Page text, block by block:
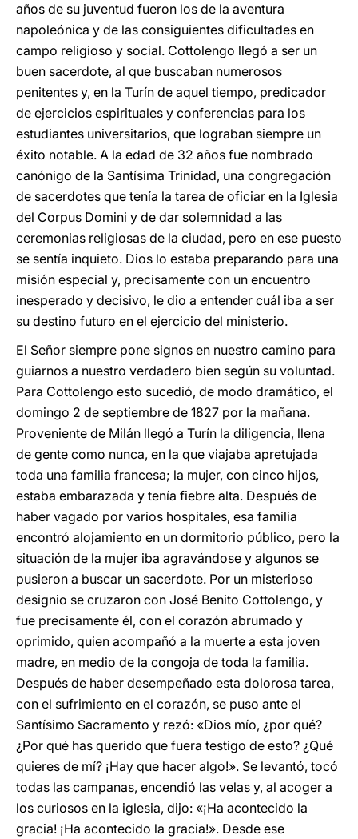
años de su juventud fueron los de la aventura
napoleónica y de las consiguientes dificultades en
campo religioso y social. Cottolengo llegó a ser un
buen sacerdote, al que buscaban numerosos
penitentes y, en la Turín de aquel tiempo, predicador
de ejercicios espirituales y conferencias para los
estudiantes universitarios, que lograban siempre un
éxito notable. A la edad de 32 años fue nombrado
canónigo de la Santísima Trinidad, una congregación
de sacerdotes que tenía la tarea de oficiar en la Iglesia
del Corpus Domini y de dar solemnidad a las
ceremonias religiosas de la ciudad, pero en ese puesto
se sentía inquieto. Dios lo estaba preparando para una
misión especial y, precisamente con un encuentro
inesperado y decisivo, le dio a entender cuál iba a ser
su destino futuro en el ejercicio del ministerio.
El Señor siempre pone signos en nuestro camino para
guiarnos a nuestro verdadero bien según su voluntad.
Para Cottolengo esto sucedió, de modo dramático, el
domingo 2 de septiembre de 1827 por la mañana.
Proveniente de Milán llegó a Turín la diligencia, llena
de gente como nunca, en la que viajaba apretujada
toda una familia francesa; la mujer, con cinco hijos,
estaba embarazada y tenía fiebre alta. Después de
haber vagado por varios hospitales, esa familia
encontró alojamiento en un dormitorio público, pero la
situación de la mujer iba agravándose y algunos se
pusieron a buscar un sacerdote. Por un misterioso
designio se cruzaron con José Benito Cottolengo, y
fue precisamente él, con el corazón abrumado y
oprimido, quien acompañó a la muerte a esta joven
madre, en medio de la congoja de toda la familia.
Después de haber desempeñado esta dolorosa tarea,
con el sufrimiento en el corazón, se puso ante el
Santísimo Sacramento y rezó: «Dios mío, ¿por qué?
¿Por qué has querido que fuera testigo de esto? ¿Qué
quieres de mí? ¡Hay que hacer algo!». Se levantó, tocó
todas las campanas, encendió las velas y, al acoger a
los curiosos en la iglesia, dijo: «¡Ha acontecido la
gracia! ¡Ha acontecido la gracia!». Desde ese